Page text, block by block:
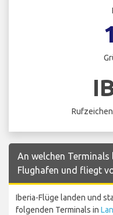
An welchen
Flughafen und fliegt
Iberia-Flüge landen und
folgenden Terminals in